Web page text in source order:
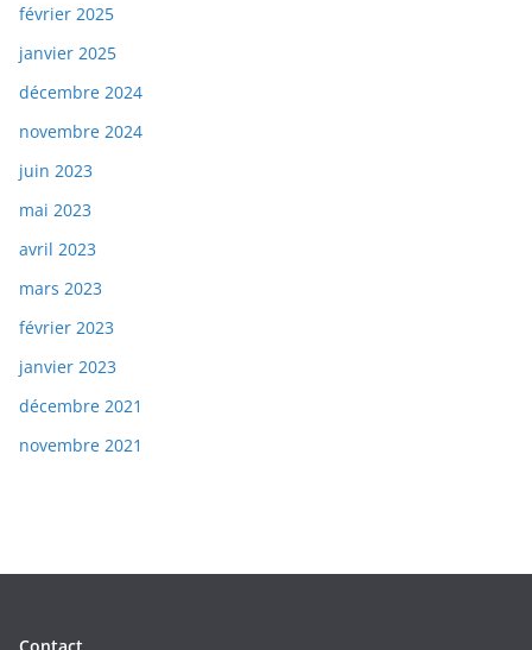
février 2025
janvier 2025
décembre 2024
novembre 2024
juin 2023
mai 2023
avril 2023
mars 2023
février 2023
janvier 2023
décembre 2021
novembre 2021